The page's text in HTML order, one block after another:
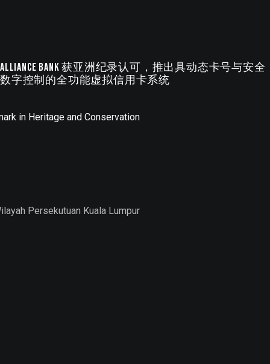
Alliance Bank 获亚洲纪录认可，推出具动态卡号与安全
数字控制的全功能虚拟信用卡系统
in Heritage and Conservation
Persekutuan Kuala Lumpur